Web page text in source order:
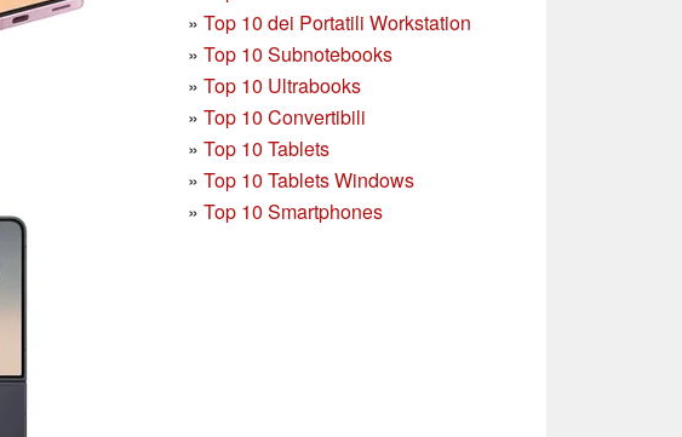
» Top 10 dei Portatili Workstation
» Top 10 Subnotebooks
» Top 10 Ultrabooks
» Top 10 Convertibili
» Top 10 Tablets
» Top 10 Tablets Windows
» Top 10 Smartphones